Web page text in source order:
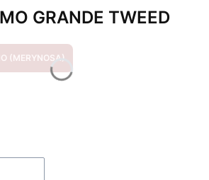
GRANDE TWEED
(MERYNOSA)